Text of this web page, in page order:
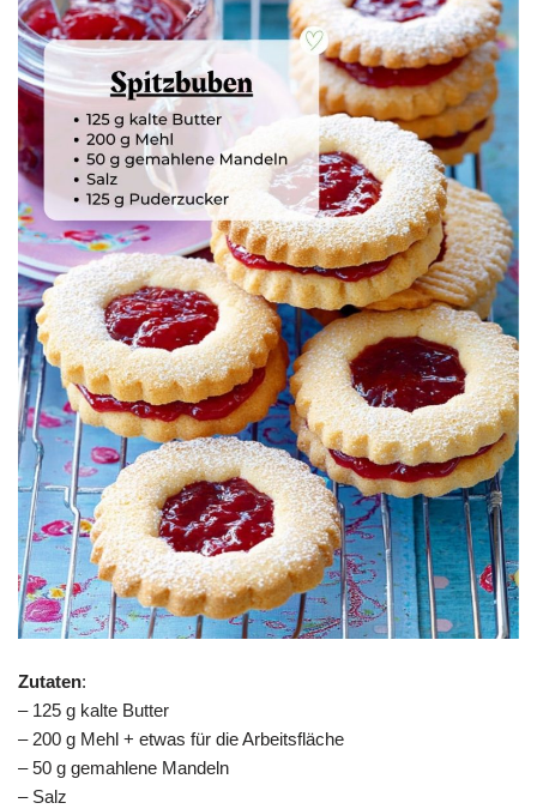
Zutaten:
– 125 g kalte Butter
– 200 g Mehl + etwas für die Arbeitsfläche
– 50 g gemahlene Mandeln
– Salz